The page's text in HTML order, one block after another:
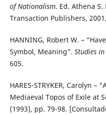
of Nationalism. Ed. Athena
Transaction Publishers,
HANNING, Robert W. –
Symbol, Meaning”. Studies
605.
HARES-STRYKER, Carolyn –
Mediaeval Topos of Exile at
(1993), pp. 79-98.